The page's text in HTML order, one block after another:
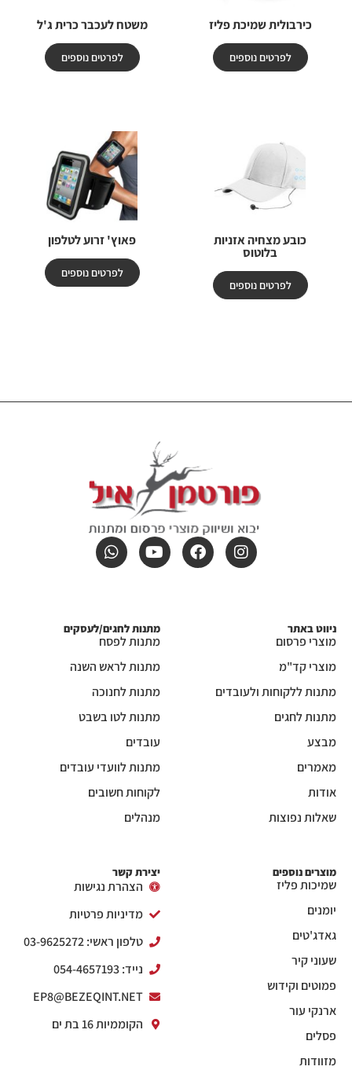
כירבולית שמיכת פליז
לפרטים נוספים
משטח לעכבר כרית ג'ל
לפרטים נוספים
כובע מצחיה אזניות
בלוטוס
לפרטים נוספים
פאוץ' זרוע לטלפון
לפרטים נוספים
ניווט באתר
מוצרי פרסום
מוצרי קד"מ
מתנות ללקוחות ולעובדים
מתנות לחגים
מבצע
מאמרים
אודות
שאלות נפוצות
מתנות לחגים/לעסקים
מתנות לפסח
מתנות לראש השנה
מתנות לחנוכה
מתנות לטו בשבט
עובדים
מתנות לוועדי עובדים
לקוחות חשובים
מנהלים
מוצרים נוספים
שמיכות פליז
יומנים
גאדג'טים
שעוני קיר
פמוטים וקידוש
ארנקי עור
פסלים
מזוודות
יצירת קשר
הצהרת נגישות
מדיניות פרטיות
טלפון ראשי: 03-9625272
נייד: 054-4657193
EP8@BEZEQINT.NET
הקוממיות 16 בת ים